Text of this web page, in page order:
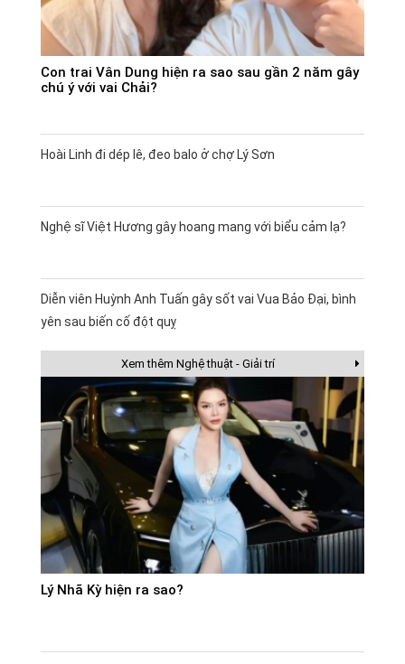
Con trai Vân Dung hiện ra sao sau gần 2 năm gây
chú ý với vai Chải?
Hoài Linh đi dép lê, đeo balo ở chợ Lý Sơn
Nghệ sĩ Việt Hương gây hoang mang với biểu cảm lạ?
Diễn viên Huỳnh Anh Tuấn gây sốt vai Vua Bảo Đại, bình
yên sau biến cố đột quỵ
Xem thêm Nghệ thuật - Giải trí
Lý Nhã Kỳ hiện ra sao?